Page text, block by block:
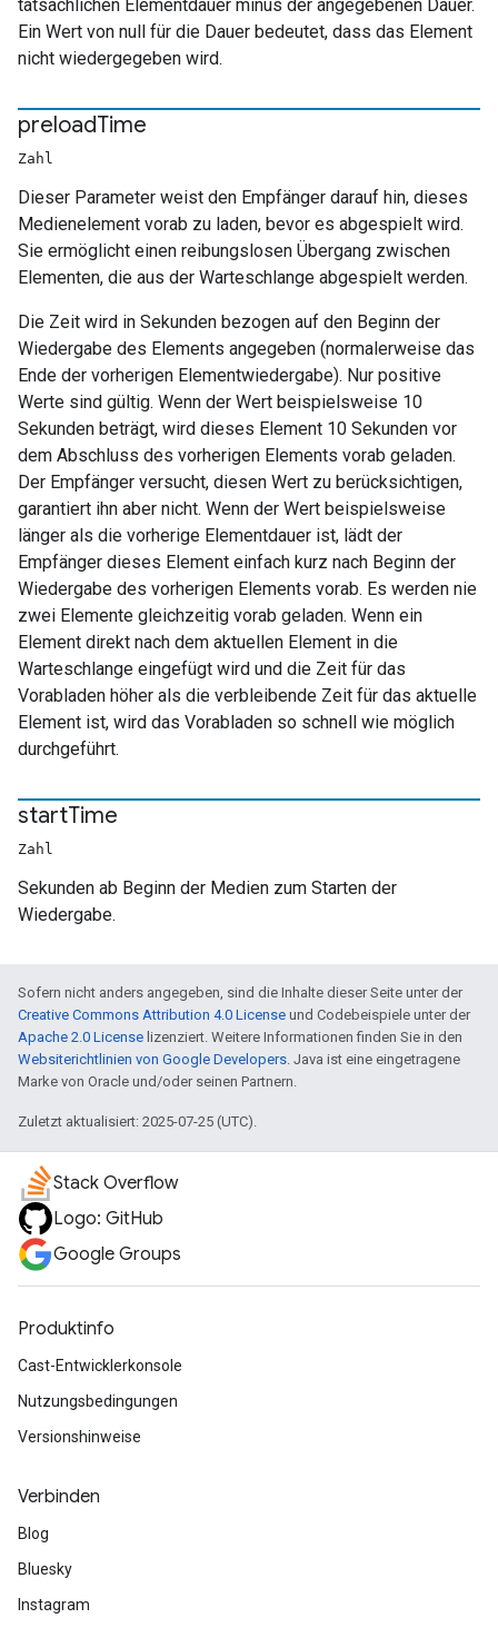
tatsächlichen Elementdauer minus der angegebenen Dauer.
Ein Wert von null für die Dauer bedeutet, dass das Element
nicht wiedergegeben wird.
preloadTime
Zahl
Dieser Parameter weist den Empfänger darauf hin, dieses
Medienelement vorab zu laden, bevor es abgespielt wird.
Sie ermöglicht einen reibungslosen Übergang zwischen
Elementen, die aus der Warteschlange abgespielt werden.
Die Zeit wird in Sekunden bezogen auf den Beginn der
Wiedergabe des Elements angegeben (normalerweise das
Ende der vorherigen Elementwiedergabe). Nur positive
Werte sind gültig. Wenn der Wert beispielsweise 10
Sekunden beträgt, wird dieses Element 10 Sekunden vor
dem Abschluss des vorherigen Elements vorab geladen.
Der Empfänger versucht, diesen Wert zu berücksichtigen,
garantiert ihn aber nicht. Wenn der Wert beispielsweise
länger als die vorherige Elementdauer ist, lädt der
Empfänger dieses Element einfach kurz nach Beginn der
Wiedergabe des vorherigen Elements vorab. Es werden nie
zwei Elemente gleichzeitig vorab geladen. Wenn ein
Element direkt nach dem aktuellen Element in die
Warteschlange eingefügt wird und die Zeit für das
Vorabladen höher als die verbleibende Zeit für das aktuelle
Element ist, wird das Vorabladen so schnell wie möglich
durchgeführt.
startTime
Zahl
Sekunden ab Beginn der Medien zum Starten der
Wiedergabe.
Sofern nicht anders angegeben, sind die Inhalte dieser Seite unter der
Creative Commons Attribution 4.0 License und Codebeispiele unter der
Apache 2.0 License lizenziert. Weitere Informationen finden Sie in den
Websiterichtlinien von Google Developers. Java ist eine eingetragene
Marke von Oracle und/oder seinen Partnern.
Zuletzt aktualisiert: 2025-07-25 (UTC).
Stack Overflow
Logo: GitHub
Google Groups
Produktinfo
Cast-Entwicklerkonsole
Nutzungsbedingungen
Versionshinweise
Verbinden
Blog
Bluesky
Instagram